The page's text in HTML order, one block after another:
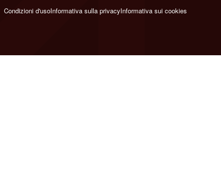
Condizioni d'usoInformativa sulla privacyInformativa sui cookies